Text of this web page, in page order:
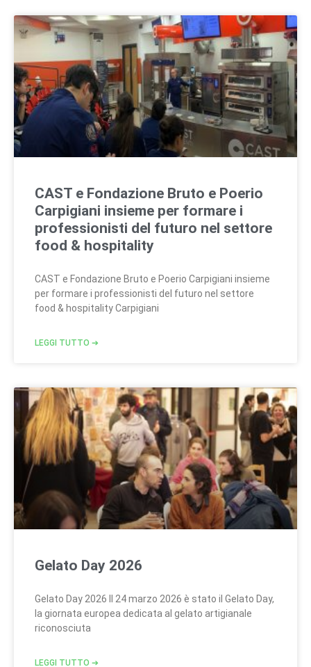
CAST e Fondazione Bruto e Poerio
Carpigiani insieme per formare i
professionisti del futuro nel settore
food & hospitality
CAST e Fondazione Bruto e Poerio Carpigiani insieme
per formare i professionisti del futuro nel settore
food & hospitality Carpigiani
LEGGI TUTTO ➔
Gelato Day 2026
Gelato Day 2026 Il 24 marzo 2026 è stato il Gelato Day,
la giornata europea dedicata al gelato artigianale
riconosciuta
LEGGI TUTTO ➔